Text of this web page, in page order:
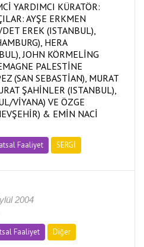
YARDIMCI KÜRATÖR:
AYŞE ERKMEN
EREK (ISTANBUL),
HERA
JOHN KÖRMELİNG
PALESTİNE
(SAN SEBASTİAN), MURAT
ŞAHİNLER (ISTANBUL),
VİYANA) VE ÖZGE
& EMİN NACİ
Faaliyet SERGİ
2004
Faaliyet Diğer